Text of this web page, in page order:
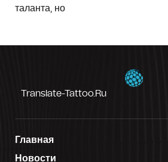
таланта, но
Translate-Tattoo.ru
Главная
Новости